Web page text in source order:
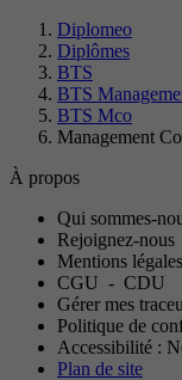
Diplomeo
Diplômes
BTS
BTS
BTS Mco
Management
À propos
Qui sommes-
Rejoignez-nous
Mentions légales
CGU - CDU
Gérer mes
Politique de
Accessibilité :
Plan de site